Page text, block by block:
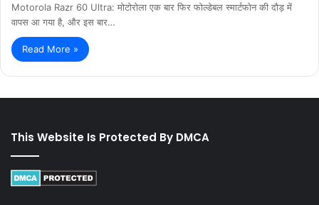
Motorola Razr 60 Ultra: मोटोरोला एक बार फिर फोल्डेबल स्मार्टफोन की दौड़ में
वापस आ गया है, और इस बार…
Read More »
This Website Is Protected By DMCA